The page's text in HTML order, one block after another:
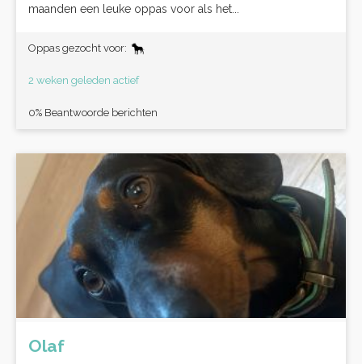
maanden een leuke oppas voor als het...
Oppas gezocht voor:
2 weken geleden actief
0% Beantwoorde berichten
Olaf